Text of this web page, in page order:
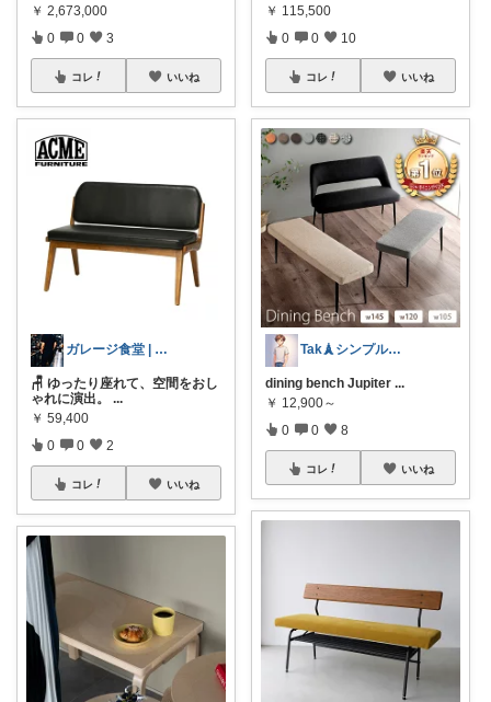
￥ 2,673,000
0 0 3
コレ いいね
ガレージ食堂 | 開業準備中
🪑 ゆったり座れて、空間をおし
ゃれに演出。
...
￥ 59,400
0 0 2
コレ いいね
￥ 115,500
0 0 10
コレ いいね
Tak🗼シンプルで健康的な暮らし
dining bench Jupiter ...
￥ 12,900～
0 0 8
コレ いいね